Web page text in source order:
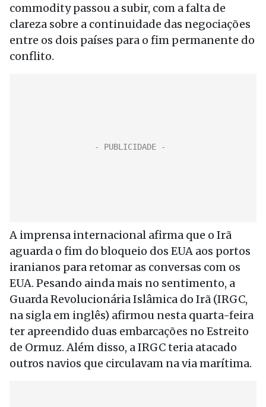
commodity passou a subir, com a falta de
clareza sobre a continuidade das negociações
entre os dois países para o fim permanente do
conflito.
A imprensa internacional afirma que o Irã
aguarda o fim do bloqueio dos EUA aos portos
iranianos para retomar as conversas com os
EUA. Pesando ainda mais no sentimento, a
Guarda Revolucionária Islâmica do Irã (IRGC,
na sigla em inglês) afirmou nesta quarta-feira
ter apreendido duas embarcações no Estreito
de Ormuz. Além disso, a IRGC teria atacado
outros navios que circulavam na via marítima.